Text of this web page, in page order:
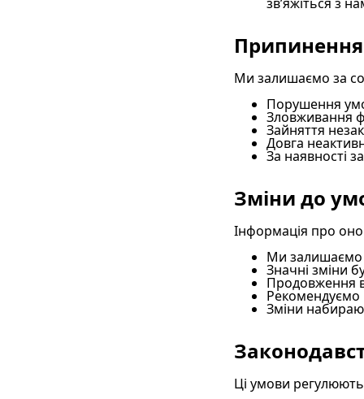
Припинення
Ми залишаємо за
Порушення
Зловживання
Зайняття
Довга
За наявності
Зміни до
Інформація про
Ми залишаємо
Значні зміни
Продовження
Рекомендуємо
Зміни
Ці умови